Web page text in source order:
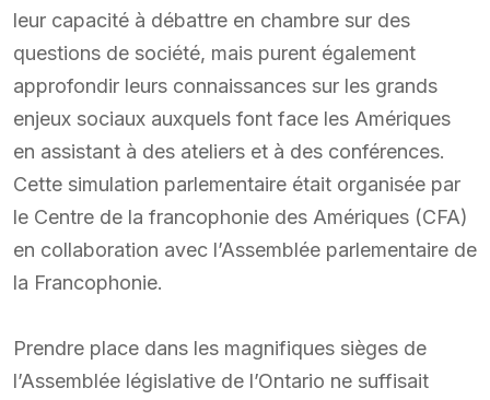
leur capacité à débattre en chambre sur des
questions de société, mais purent également
approfondir leurs connaissances sur les grands
enjeux sociaux auxquels font face les Amériques
en assistant à des ateliers et à des conférences.
Cette simulation parlementaire était organisée par
le Centre de la francophonie des Amériques (CFA)
en collaboration avec l’Assemblée parlementaire de
la Francophonie.
Prendre place dans les magnifiques sièges de
l’Assemblée législative de l’Ontario ne suffisait